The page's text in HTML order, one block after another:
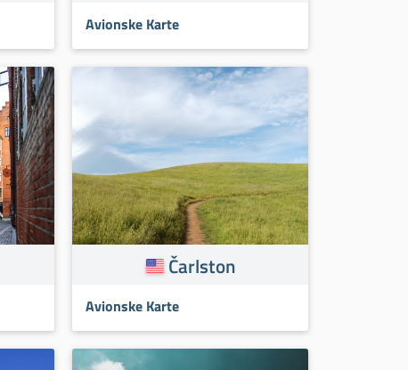
Avionske Karte
Čarlston
Avionske Karte